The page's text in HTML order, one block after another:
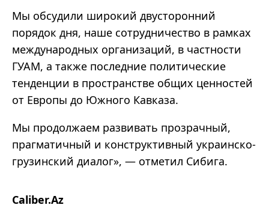
Мы обсудили широкий двусторонний
порядок дня, наше сотрудничество в рамках
международных организаций, в частности
ГУАМ, а также последние политические
тенденции в пространстве общих ценностей
от Европы до Южного Кавказа.
Мы продолжаем развивать прозрачный,
прагматичный и конструктивный украинско-
грузинский диалог», — отметил Сибига.
Caliber.Az